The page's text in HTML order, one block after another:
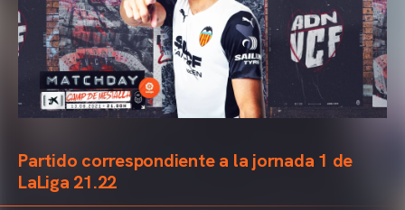
Partido correspondiente a la jornada 1 de
LaLiga 21.22